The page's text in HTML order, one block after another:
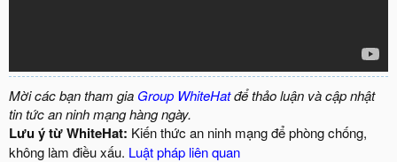
Mời các bạn tham gia Group WhiteHatđể thảo luận và cập nhật
tin tức an ninh mạng hàng ngày.
Lưu ý từ WhiteHat: Kiến thức an ninh mạng để phòng chống,
không làm điều xấu. Luật pháp liên quan